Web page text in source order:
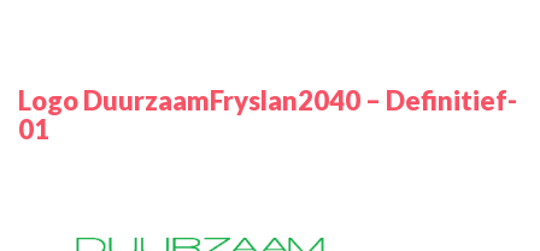
Logo DuurzaamFryslan2040 – Definitief-
01